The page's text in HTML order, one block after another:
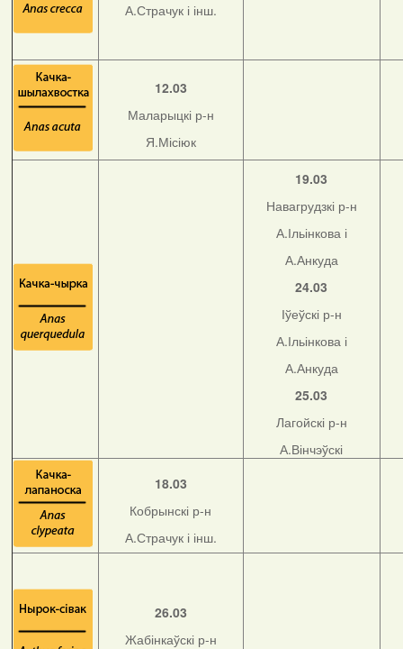
А.Страчук і інш.
12.03
Маларыцкі р-н
Я.Місіюк
19.03
Навагрудзкі р-н
А.Ільінкова і
А.Анкуда
24.03
Іўеўскі р-н
А.Ільінкова і
А.Анкуда
25.03
Лагойскі р-н
А.Вінчэўскі
18.03
Кобрынскі р-н
А.Страчук і інш.
26.03
Жабінкаўскі р-н